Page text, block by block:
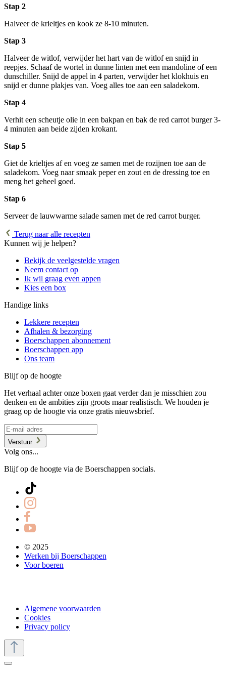
Stap 2
Halveer de krieltjes en kook ze 8-10 minuten.
Stap 3
Halveer de witlof, verwijder het hart van de witlof en snijd in
reepjes. Schaaf de wortel in dunne linten met een mandoline of een
dunschiller. Snijd de appel in 4 parten, verwijder het klokhuis en
snijd er dunne plakjes van. Voeg alles toe aan een saladekom.
Stap 4
Verhit een scheutje olie in een bakpan en bak de red carrot burger 3-
4 minuten aan beide zijden krokant.
Stap 5
Giet de krieltjes af en voeg ze samen met de rozijnen toe aan de
saladekom. Voeg naar smaak peper en zout en de dressing toe en
meng het geheel goed.
Stap 6
Serveer de lauwwarme salade samen met de red carrot burger.
Terug naar alle recepten
Kunnen wij je helpen?
Bekijk de veelgestelde vragen
Neem contact op
Ik wil graag even appen
Kies een box
Handige links
Lekkere recepten
Afhalen & bezorging
Boerschappen abonnement
Boerschappen app
Ons team
Blijf op de hoogte
Het verhaal achter onze boxen gaat verder dan je misschien zou
denken en de ambities zijn groots maar realistisch. We houden je
graag op de hoogte via onze gratis nieuwsbrief.
Verstuur
Volg ons...
Blijf op de hoogte via de Boerschappen socials.
© 2025
Werken bij Boerschappen
Voor boeren
Algemene voorwaarden
Cookies
Privacy policy